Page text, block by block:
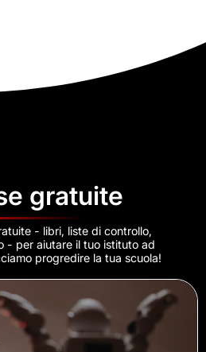
gratuite
- libri, liste di controllo,
- per aiutare il tuo istituto ad
progredire la tua scuola!